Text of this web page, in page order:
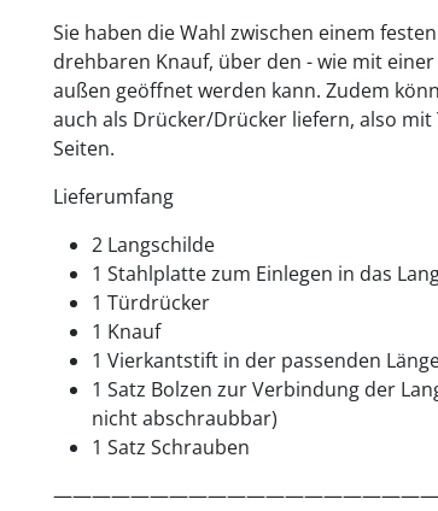
Sie haben die Wahl zwischen einem
drehbaren Knauf, über den - wie mit
außen geöffnet werden kann. Zudem
auch als Drücker/Drücker liefern, also
Seiten.
Lieferumfang
2 Langschilde
1 Stahlplatte zum Einlegen in das
1 Türdrücker
1 Knauf
1 Vierkantstift in der passenden
1 Satz Bolzen zur Verbindung der
nicht abschraubbar)
1 Satz Schrauben